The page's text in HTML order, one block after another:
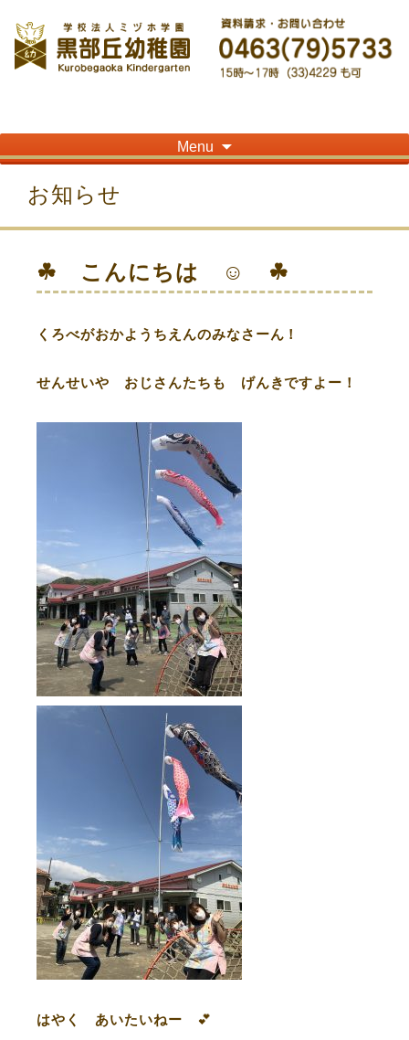
神奈川県平塚市の「学校法人ミヅホ学園黒部丘幼稚園」です！高麗山が見える閑静
な住宅街にある静かな環境で幼児教育を行っています
Menu
to
content
お知らせ
☘ こんにちは ☺ ☘
くろべがおかようちえんのみなさーん！
せんせいや おじさんたちも げんきですよー！
はやく あいたいねー 💕